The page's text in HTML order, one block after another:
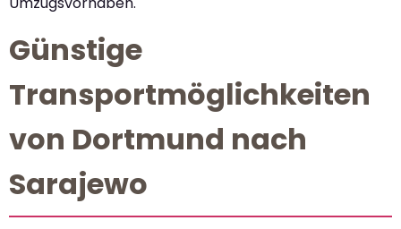
Günstige
Transportmöglichkeiten
von Dortmund nach
Sarajewo